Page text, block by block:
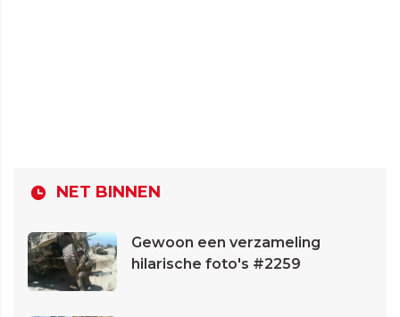
NET BINNEN
Gewoon een verzameling
hilarische foto's #2259